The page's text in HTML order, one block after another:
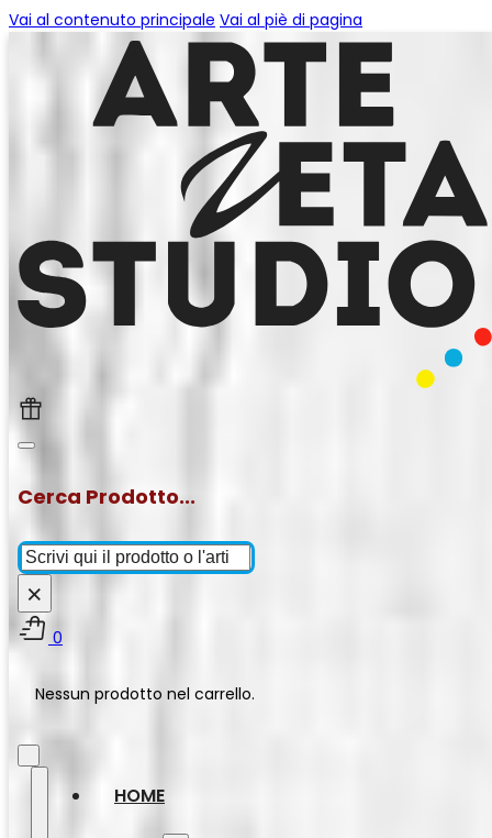
Vai al contenuto principale Vai al piè di pagina
Cerca Prodotto...
Cerca
×
0
Nessun prodotto nel carrello.
HOME